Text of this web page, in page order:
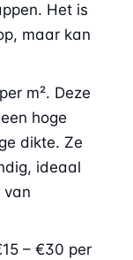
Het is
maar kan
m². Deze
hoge
dikte. Ze
ideaal
van
– €30 per